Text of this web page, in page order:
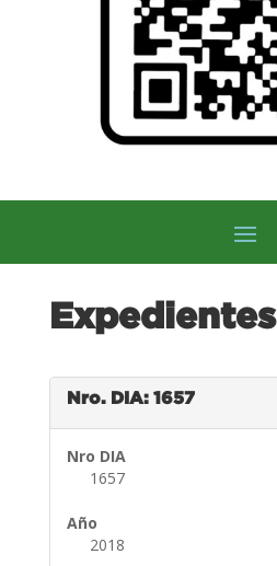
Expedientes
Nro. DIA: 1657
Nro DIA
1657
Año
2018